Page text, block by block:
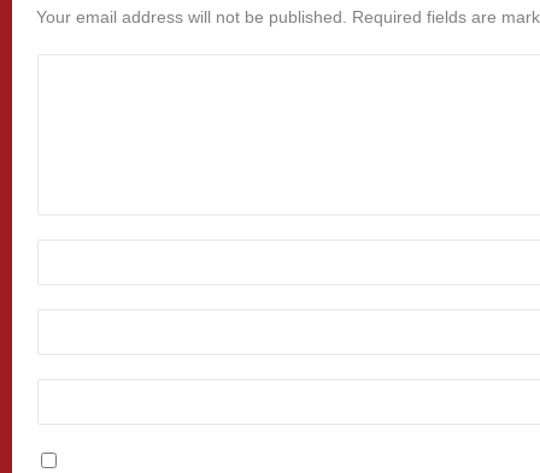
Your email address will not be published. Required fields are